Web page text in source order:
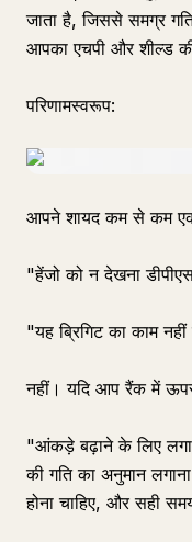
जाता है, जिससे समग्र
आपका एचपी और शील्ड
परिणामस्वरूप:
आपने शायद कम से कम
"हेंजो को न देखना
"यह ब्रिगिट का काम
नहीं। यदि आप रैंक में
"आंकड़े बढ़ाने के लिए
की गति का अनुमान
होना चाहिए, और सही